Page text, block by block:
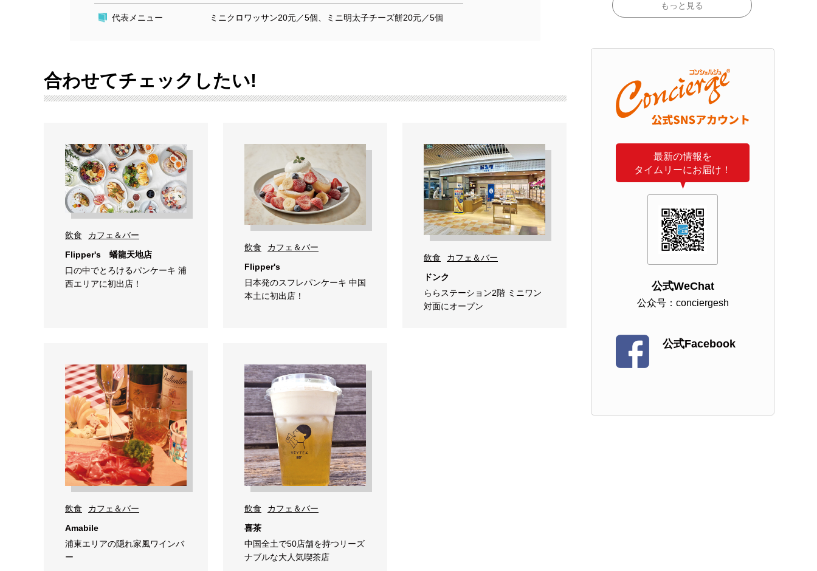
代表メニュー ミニクロワッサン20元／5個、ミニ明太子チーズ餅20元／5個
合わせてチェックしたい!
飲食
カフェ＆バー
Flipper's 蟠龍天地店
口の中でとろけるパンケーキ 浦
西エリアに初出店！
飲食
カフェ＆バー
Flipper's
日本発のスフレパンケーキ 中国
本土に初出店！
飲食
カフェ＆バー
ドンク
ららステーション2階 ミニワン
対面にオープン
飲食
カフェ＆バー
Amabile
浦東エリアの隠れ家風ワインバ
ー
飲食
カフェ＆バー
喜茶
中国全土で50店舗を持つリーズ
ナブルな大人気喫茶店
もっと見る
最新の情報を
タイムリーにお届け！
公式WeChat
公众号：conciergesh
公式Facebook